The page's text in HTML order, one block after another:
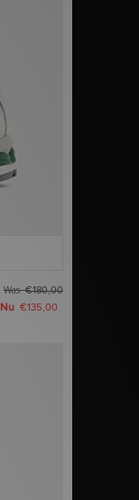
Was€180,00
Nu €135,00